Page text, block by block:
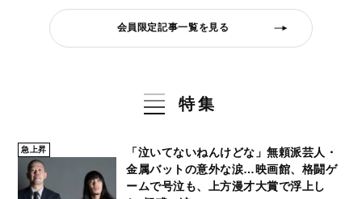
会員限定記事一覧を見る
特集
急上昇
「泣いてないねんけどな」無頼派芸人・
金属バットの意外な涙…映画館、格闘ゲ
ームで号泣も、上方漫才大賞で浮上し